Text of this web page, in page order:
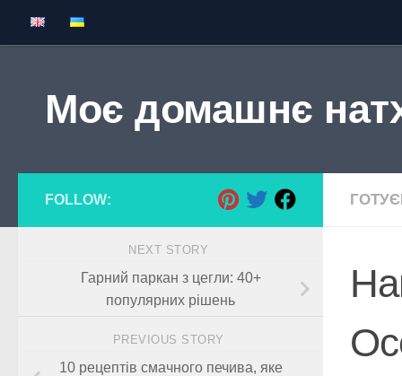
Skip to content
Моє домашнє
FOLLOW:
NEXT STORY
Гарний паркан з цегли: 40+
популярних рішень
PREVIOUS STORY
10 рецептів смачного печива, яке